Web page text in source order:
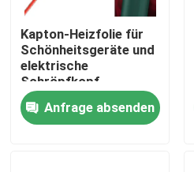
Haus
Kapton-Heizfolie für
Schönheitsgeräte und
elektrische
Schröpfkopf-
Heizsysteme
Anfrage absenden